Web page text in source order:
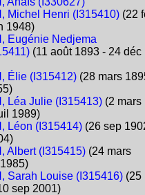
Michel Henri (I315410)(22
1948)
Eugénie Nedjema
(11 août 1893 - 24 déc
Élie (I315412)(28 mars
Léa Julie (I315413)(2 mars
1989)
Léon (I315414)(26 sep
Albert (I315415)(24 mars
Sarah Louise (I315416)(25
sep 2001)